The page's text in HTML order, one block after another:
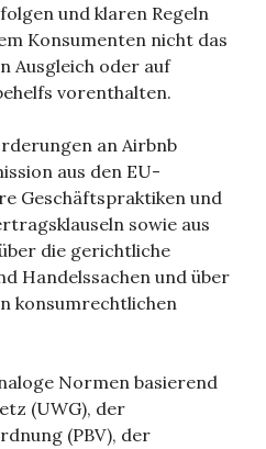
und klaren Regeln
Konsumenten nicht das
Ausgleich oder auf
vorenthalten.
an Airbnb
aus den EU-
Geschäftspraktiken und
sowie aus
die gerichtliche
Handelssachen und über
konsumrechtlichen
Normen basierend
(UWG), der
(PBV), der